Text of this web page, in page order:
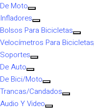
De Moto
Infladores
Bolsos Para Bicicletas
Velocímetros Para Bicicletas
Soportes
De Auto
De Bici/Moto
Trancas/Candados
Audio Y Video